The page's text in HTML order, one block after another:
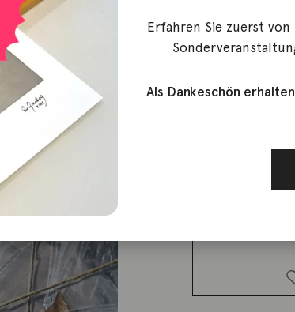
Madonna
4.400,00€
Erfahren Sie zuerst
Als Dankeschön